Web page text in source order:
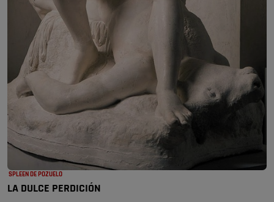
SPLEEN DE POZUELO
LA DULCE PERDICIÓN